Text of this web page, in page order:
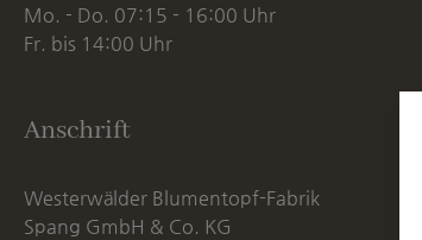
Mo. - Do. 07:15 - 16:00 Uhr
Fr. bis 14:00 Uhr
Anschrift
Westerwälder Blumentopf-Fabrik
Spang GmbH & Co. KG